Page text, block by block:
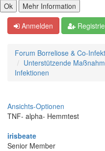
Anmelden
Forum Borreliose & Co-
Unterstützende
Infektionen
Ansichts-Optionen
TNF- alpha- Hemmtest
irisbeate
Senior Member